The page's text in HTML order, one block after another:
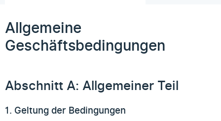
Allgemeine
Geschäftsbedingungen
Abschnitt A: Allgemeiner Teil
1. Geltung der Bedingungen